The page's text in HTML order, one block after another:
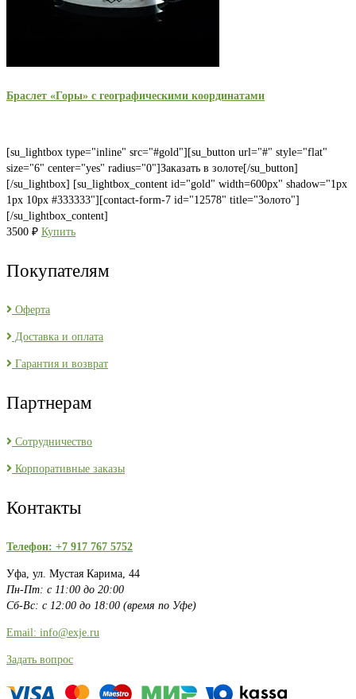
Браслет «Горы» с географическими координатами
[su_lightbox type="inline" src="#gold"][su_button url="#" style="flat"
size="6" center="yes" radius="0"]Заказать в золоте[/su_button]
[/su_lightbox] [su_lightbox_content id="gold" width=600px" shadow="1px
1px 10px #333333"][contact-form-7 id="12578" title="Золото"]
[/su_lightbox_content]
3500 ₽ Купить
Покупателям
Оферта
Доставка и оплата
Гарантия и возврат
Партнерам
Сотрудничество
Корпоративные заказы
Контакты
Телефон: +7 917 767 5752
Уфа, ул. Мустая Карима, 44
Пн-Пт: с 11:00 до 20:00
Сб-Вс: с 12:00 до 18:00 (время по Уфе)
Email: info@exje.ru
Задать вопрос